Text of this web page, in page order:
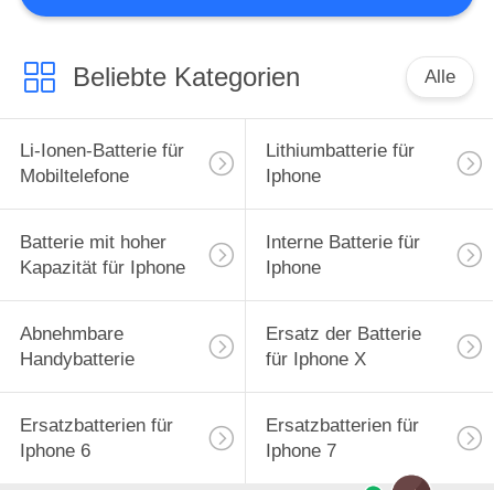
SITEMAP
PRIVACY
POLICY
Beliebte Kategorien Alle
Li-Ionen-Batterie für
Mobiltelefone
Lithiumbatterie für
Iphone
Batterie mit hoher
Kapazität für Iphone
Interne Batterie für
Iphone
Abnehmbare
Handybatterie
Ersatz der Batterie
für Iphone X
Ersatzbatterien für
Iphone 6
Ersatzbatterien für
Iphone 7